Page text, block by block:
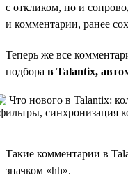
с откликом, но и
и комментарии, ранее
Теперь же все
подбора в Talantix,
Такие комментарии в
значком «hh».